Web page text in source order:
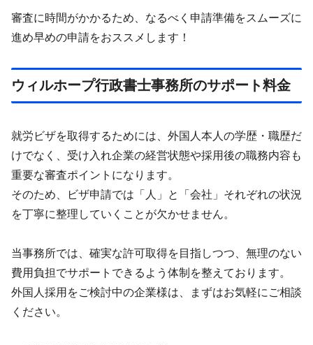
審査に時間がかかるため、なるべく申請準備をスムーズに
進め早めの申請をおススメします！
ウィルホープ行政書士事務所のサポート料金
就労ビザを取得するためには、外国人本人の学歴・職歴だ
けでなく、受け入れ企業の経営状態や採用後の職務内容も
重要な審査ポイントになります。
そのため、ビザ申請では「人」と「会社」それぞれの状況
を丁寧に整理していくことが欠かせません。
当事務所では、確実な許可取得を目指しつつ、無理のない
費用負担でサポートできるよう体制を整えております。
外国人採用をご検討中の企業様は、まずはお気軽にご相談
ください。